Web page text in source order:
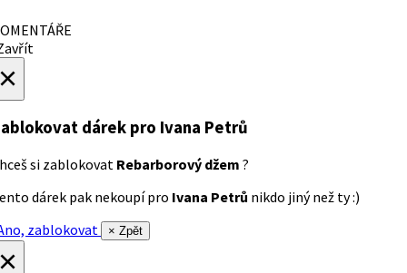
dárek pro Ivana Petrů
si zablokovat Rebarborový džem ?
dárek pak nekoupí pro Ivana Petrů nikdo jiný než ty :)
zablokovat
× Zpět